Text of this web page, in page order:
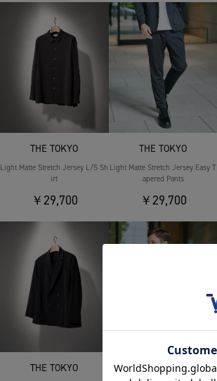
THE TOKYO
Light Matte Stretch Jersey L/S Sh
irt
￥29,700
THE TOKYO
Light Matte Stretch Jersey Easy T
apered Pants
￥29,700
THE TOKYO THE TOKYO